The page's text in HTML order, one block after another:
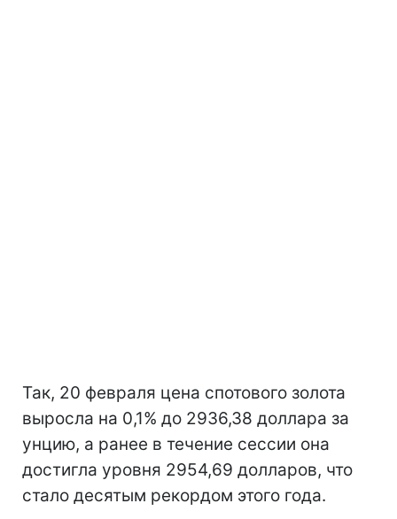
Так, 20 февраля цена спотового золота
выросла на 0,1% до 2936,38 доллара за
унцию, а ранее в течение сессии она
достигла уровня 2954,69 долларов, что
стало десятым рекордом этого года.